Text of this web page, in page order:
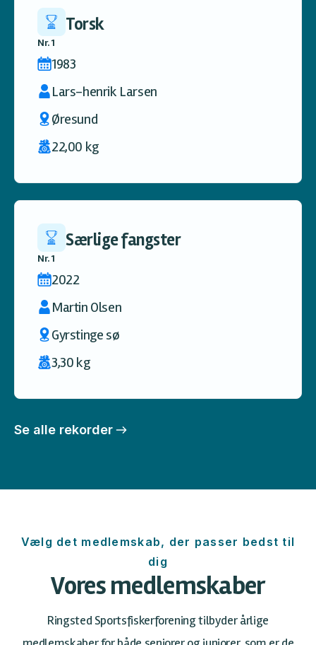
Torsk
Nr. 1
1983
Lars-henrik Larsen
Øresund
22,00 kg
Særlige fangster
Nr. 1
2022
Martin Olsen
Gyrstinge sø
3,30 kg
Se alle rekorder
Vælg det medlemskab, der passer bedst til
dig
Vores medlemskaber
Ringsted Sportsfiskerforening tilbyder årlige